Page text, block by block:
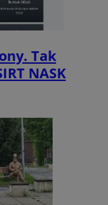
Tak
NASK